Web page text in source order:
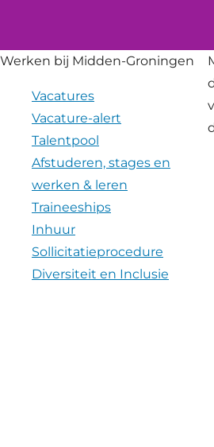
Werken bij Midden-Groningen
Vacatures
Vacature-alert
Talentpool
Afstuderen, stages en
werken & leren
Traineeships
Inhuur
Sollicitatieprocedure
Diversiteit en Inclusie